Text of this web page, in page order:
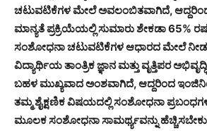
ಚಟುವಟಿಕೆಗಳ ಮೇಲೆ ಅವಲಂಬಿತವಾಗಿದೆ,
ಮಾನ್ಯತೆ ಪ್ರಕ್ರಿಯೆಯಲ್ಲಿ ಸುಮಾರು ಶೇಕಡಾ 65%
ಸಂಶೋಧನಾ ಚಟುವಟಿಕೆಗಳ ಆಧಾರದ ಮೇಲೆ
ವಿದ್ಯಾರ್ಥಿಯ ತಾಂತ್ರಿಕ ಜ್ಞಾನ ಮತ್ತು ವೃತ್ತಿಪರ
ಬಹಳ ಮುಖ್ಯವಾದ ಅಂಶವಾಗಿದೆ, ಆದ್ದರಿಂದ
ತಮ್ಮ ಶೈಕ್ಷಣಿಕ ವಿಷಯದಲ್ಲಿ ಸಂಶೋಧನಾ
ಮೂಲಕ ಸಂಶೋಧನಾ ಸಾಮರ್ಥ್ಯವನ್ನು